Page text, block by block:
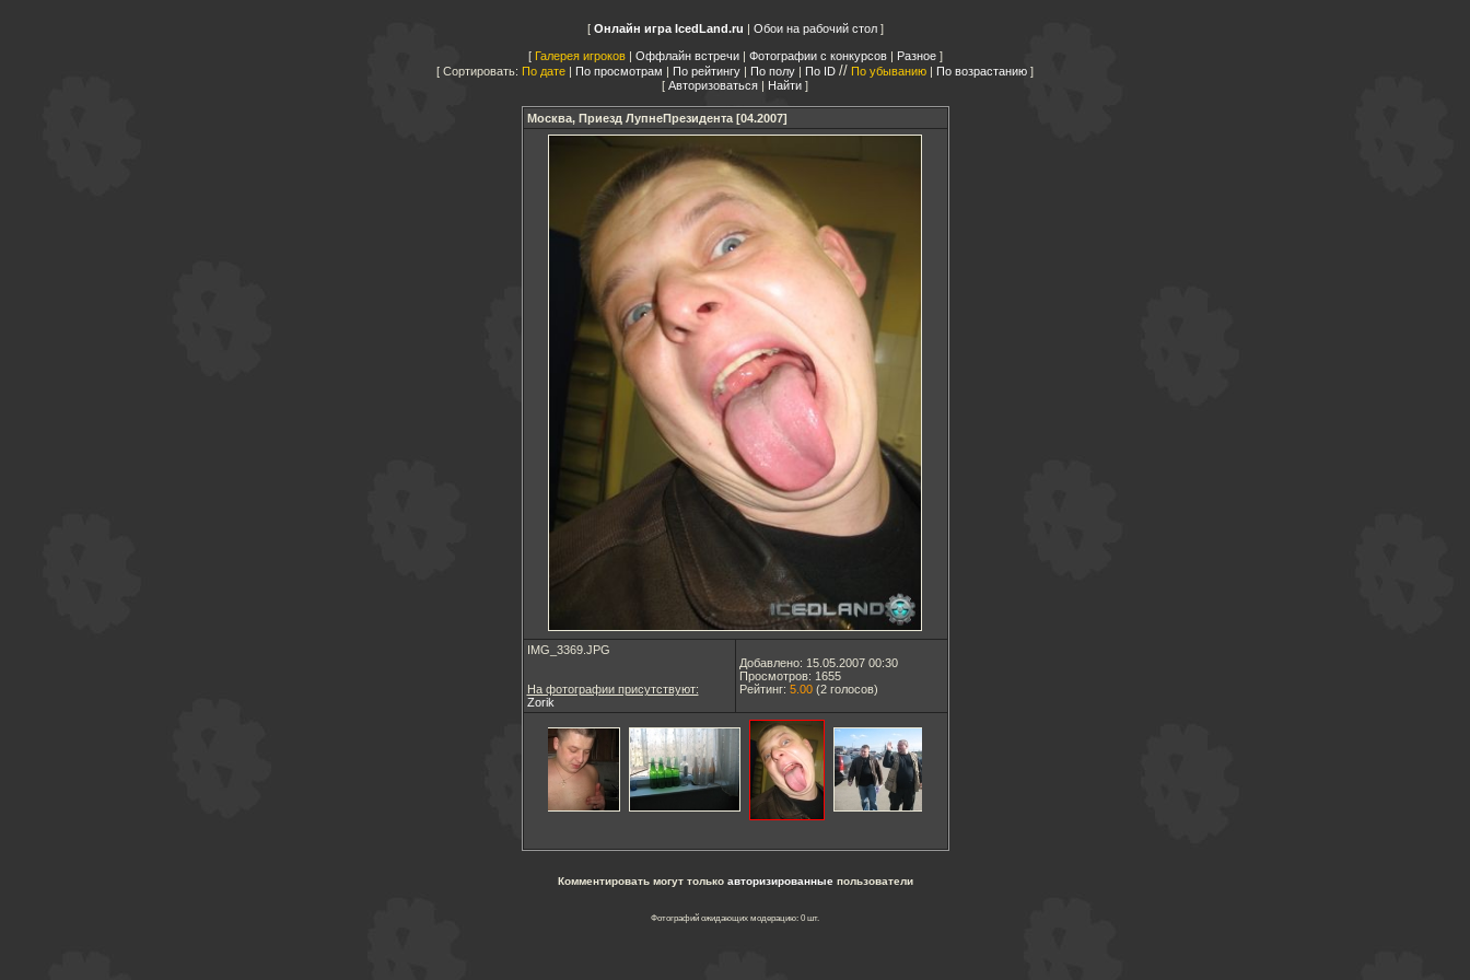
Онлайн игра IcedLand.ru | Обои на рабочий стол
Галерея игроков| Оффлайн встречи| Фотографии с конкурсов| Разное
Сортировать: По дате | По просмотрам | По рейтингу | По полу | По ID // По убыванию | По возрастанию
Авторизоваться | Найти
Москва, Приезд ЛупнеПрезидента [04.2007]
IMG_3369.JPG
На фотографии присутствуют:
Zorik
Добавлено: 15.05.2007 00:30
Просмотров: 1655
Рейтинг: 5.00(2голосов)
Комментировать могут только авторизированныепользователи
Фотографий ожидающих модерацию: 0 шт.